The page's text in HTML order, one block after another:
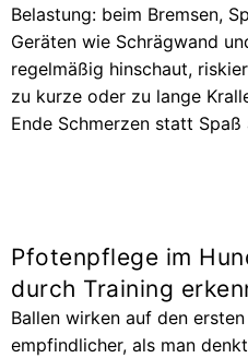
Belastung: beim Bremsen,
Geräten wie Schrägwand
regelmäßig hinschaut,
zu kurze oder zu lange
Ende Schmerzen statt Spaß
Pfotenpflege im
durch Training
Ballen wirken auf den
empfindlicher, als man